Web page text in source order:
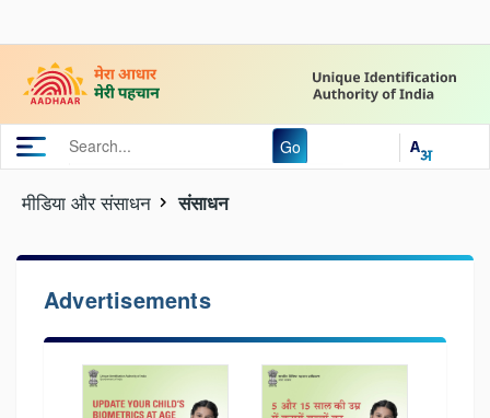
Go
मीडिया और संसाधन संसाधन
Advertisements